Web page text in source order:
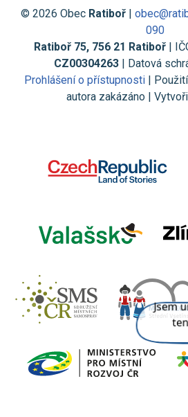
© 2026 Obec Ratiboř|
090
Ratiboř 75, 756 21 Ratiboř|
CZ00304263 | Datová
Prohlášení o přístupnosti |
autora zakázáno |
Jsem